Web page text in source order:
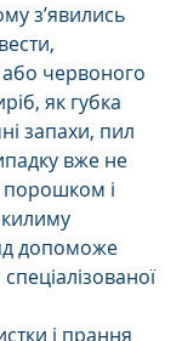
з’явились
або червоного
як губка
запахи, пил
вже не
порошком і
допоможе
і прання